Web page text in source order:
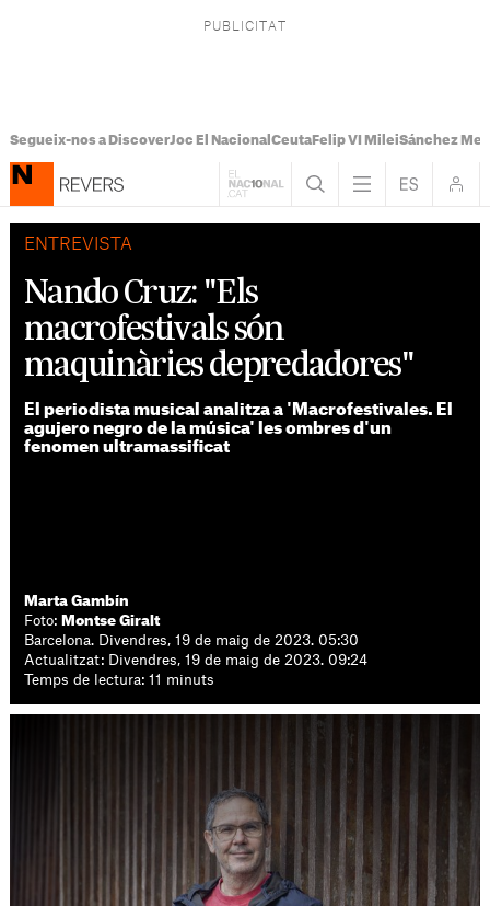
Segueix-nos a DiscoverJoc El Nacional CeutaFelip VI MileiSánchez
ENTREVISTA
Nando Cruz: "Els
macrofestivals són
maquinàries depredadores"
El periodista musical analitza a 'Macrofestivales. El
agujero negro de la música' les ombres d'un
fenomen ultramassificat
Marta Gambín
Foto: Montse Giralt
Barcelona. Divendres, 19 de maig de 2023. 05:30
Actualitzat: Divendres, 19 de maig de 2023. 09:24
Temps de lectura: 11 minuts